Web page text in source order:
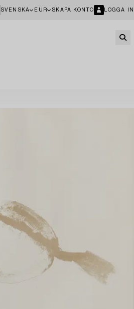
SVENSKA EUR SKAPA KONTO LOGGA IN